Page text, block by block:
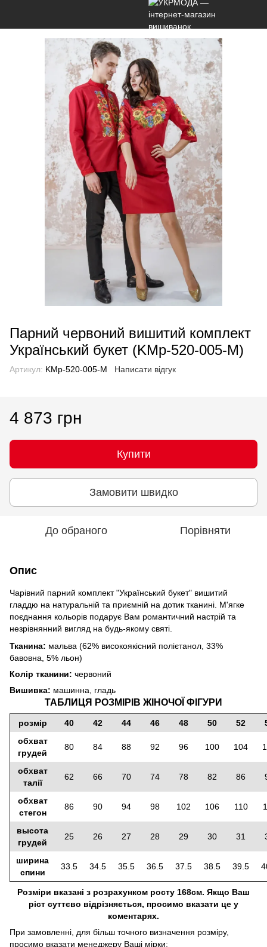
Парний червоний вишитий комплект
Український букет (KMр-520-005-М)
Артикул: KMр-520-005-М Написати відгук
4 873 грн
Купити
Замовити швидко
До обраного Порівняти
Опис
Чарівний парний комплект "Український букет" вишитий
гладдю на натуральній та приємній на дотик тканині. М'ягке
поєднання кольорів подарує Вам романтичний настрій та
незрівнянний вигляд на будь-якому святі.
Тканина: мальва (62% високоякісний полієтанол, 33%
бавовна, 5% льон)
Колір тканини: червоний
Вишивка: машинна, гладь
ТАБЛИЦЯ РОЗМІРІВ ЖІНОЧОЇ ФІГУРИ
розмір 40 42 44 46 48 50 52
обхват
грудей
80 84 88 92 96 100 104
обхват
талії
62 66 70 74 78 82 86
обхват
стегон
86 90 94 98 102 106 110
высота
грудей
25 26 27 28 29 30 31
ширина
спини
33.5 34.5 35.5 36.5 37.5 38.5 39.5
Розміри вказані з розрахунком росту 168см. Якщо Ваш
ріст суттєво відрізняється, просимо вказати це у
коментарях.
При замовленні, для більш точного визначення розміру,
просимо вказати менеджеру Ваші мірки: